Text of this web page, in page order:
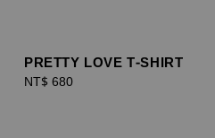
PRETTY LOVE T-SHIRT
Regular
NT$ 680